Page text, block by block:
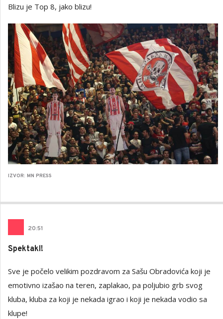
Blizu je Top 8, jako blizu!
IZVOR: MN PRESS
20:51
Spektakl!
Sve je počelo velikim pozdravom za Sašu Obradovića koji je
emotivno izašao na teren, zaplakao, pa poljubio grb svog
kluba, kluba za koji je nekada igrao i koji je nekada vodio sa
klupe!